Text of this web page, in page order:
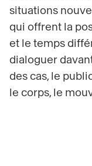
situations
qui offrent la
et le temps
dialoguer
des cas, le
le corps, le